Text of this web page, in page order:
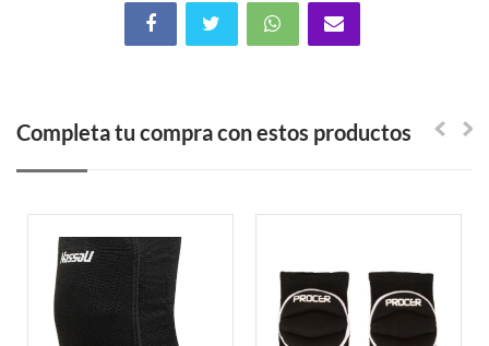
Completa tu compra con estos productos